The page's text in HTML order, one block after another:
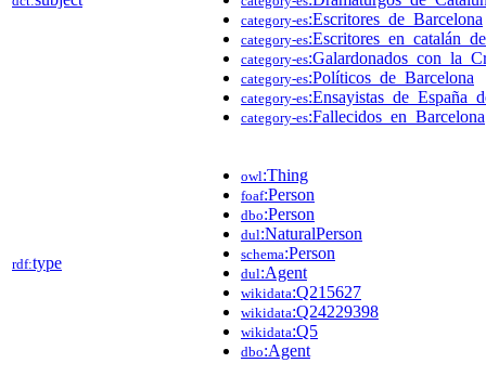
category-es:Escritores_de_Barcelona
category-es
category-es
category-es:Políticos_de_Barcelona
category-es
category-es:Fallecidos_en_Barcelona
rdf:type
owl:Thing
foaf:Person
dbo:Person
dul:NaturalPerson
schema:Person
dul:Agent
wikidata:Q215627
wikidata:Q24229398
wikidata:Q5
dbo:Agent